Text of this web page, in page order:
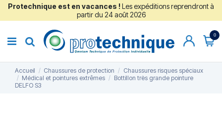
Protechnique est en vacances !Les expéditions reprendront à
partir du 24 août 2026
0
Accueil Chaussures de protection
Chaussures risques spéciaux
Médical et pointures extrêmes
Bottillon très grande pointure
DELFO S3